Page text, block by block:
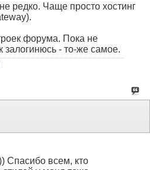
редко. Чаще просто хостинг
форума. Пока не
залогинюсь - то-же самое.
Спасибо всем, кто